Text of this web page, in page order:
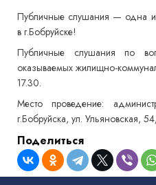
Публичные слушания — одна
в г.Бобруйске!
Публичные слушания по
оказываемых жилищно-
17.30.
Место проведение:
г.Бобруйска, ул. Ульяновская,
Поделиться